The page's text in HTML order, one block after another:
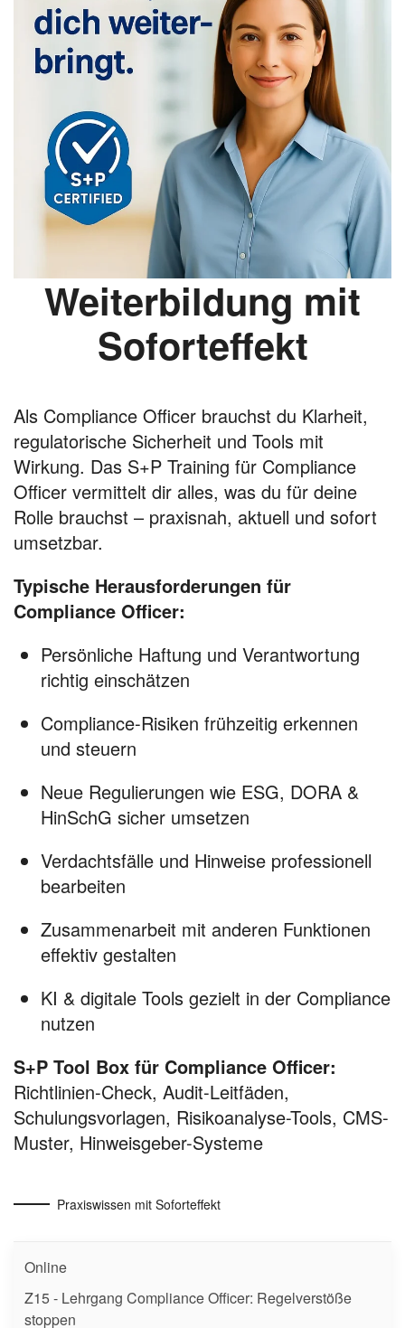
Weiterbildung mit
Soforteffekt
Als Compliance Officer brauchst du Klarheit,
regulatorische Sicherheit und Tools mit
Wirkung. Das S+P Training für Compliance
Officer vermittelt dir alles, was du für deine
Rolle brauchst – praxisnah, aktuell und sofort
umsetzbar.
Typische Herausforderungen für
Compliance Officer:
Persönliche Haftung und Verantwortung
richtig einschätzen
Compliance-Risiken frühzeitig erkennen
und steuern
Neue Regulierungen wie ESG, DORA &
HinSchG sicher umsetzen
Verdachtsfälle und Hinweise professionell
bearbeiten
Zusammenarbeit mit anderen Funktionen
effektiv gestalten
KI & digitale Tools gezielt in der Compliance
nutzen
S+P Tool Box für Compliance Officer:
Richtlinien-Check, Audit-Leitfäden,
Schulungsvorlagen, Risikoanalyse-Tools, CMS-
Muster, Hinweisgeber-Systeme
Praxiswissen mit Soforteffekt
Online
Z15 - Lehrgang Compliance Officer: Regelverstöße
stoppen